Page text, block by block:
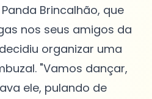
Brincalhão, que
nos seus amigos da
organizar uma
"Vamos dançar,
ele, pulando de